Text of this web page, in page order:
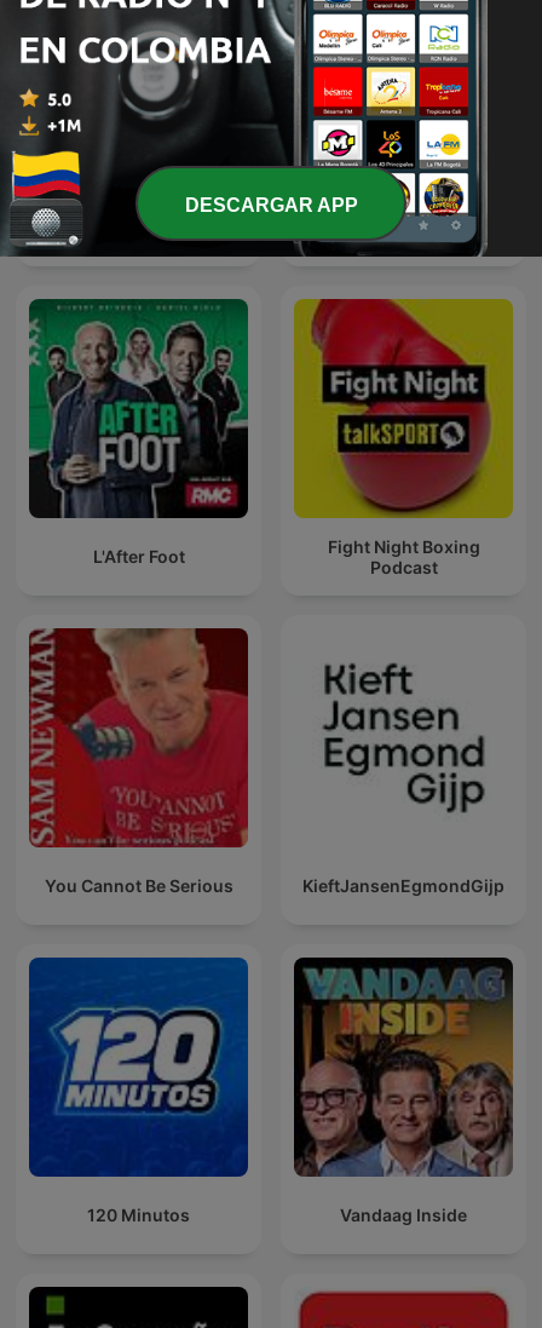
Ζοσιμάρ Audio Chess
L'After Foot
Fight Night Boxing
Podcast
You Cannot Be Serious KieftJansenEgmondGijp
120 Minutos Vandaag Inside
DESCARGAR APP